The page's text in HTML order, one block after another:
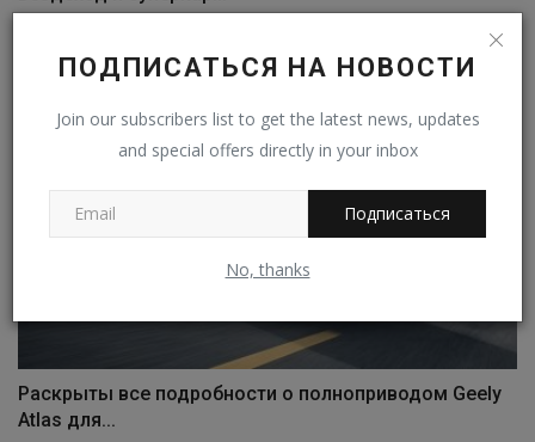
ПОДПИСАТЬСЯ НА НОВОСТИ
Join our subscribers list to get the latest news, updates
and special offers directly in your inbox
Подписаться
No, thanks
Раскрыты все подробности о полноприводом Geely
Atlas для...